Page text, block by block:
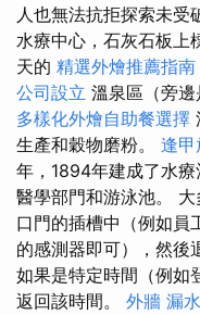
人也無法抗拒探索未受
水療中心，石灰石板上
天的 精選外燴推薦指南
公司設立 溫泉區（旁邊
多樣化外燴自助餐選擇
生產和穀物磨粉。 逢甲
年，1894年建成了水
醫學部門和游泳池。
口門的插槽中（例如員
的感測器即可），然後
如果是特定時間（例如
返回該時間。 外牆 漏水